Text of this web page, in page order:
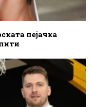
пејачка